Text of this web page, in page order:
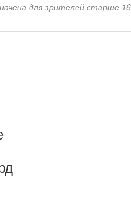
для зрителей старше